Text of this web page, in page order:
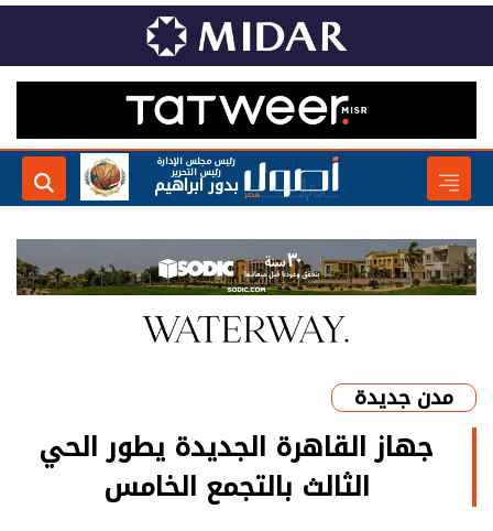
رئيس مجلس الإدارة
رئيس التحرير
بدور ابراهيم
مدن جديدة
جهاز القاهرة الجديدة يطور الحي
الثالث بالتجمع الخامس